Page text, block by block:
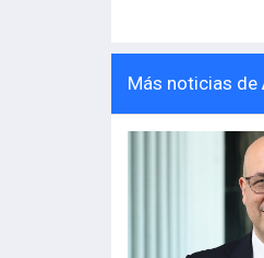
Más noticias de